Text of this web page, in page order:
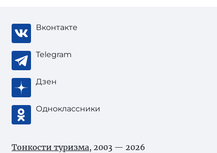
Вконтакте
Telegram
Дзен
Одноклассники
Тонкости туризма, 2003 — 2026